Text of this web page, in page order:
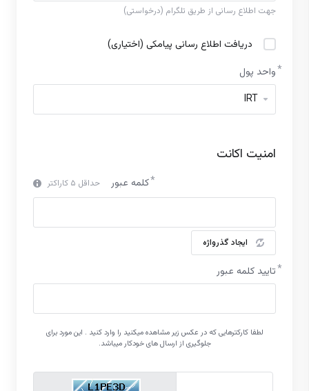
جهت اطلاع رسانی از طریق تلگرام (درخواستی)
دریافت اطلاع رسانی پیامکی (اختیاری)
واحد پول
امنیت اکانت
کلمه عبور حداقل ۵ کاراکتر
ایجاد گذرواژه
تایید کلمه عبور
لطفا کارکترهایی که در عکس زیر مشاهده میکنید را وارد کنید . این مورد برای
جلوگیری از ارسال های خودکار میباشد.